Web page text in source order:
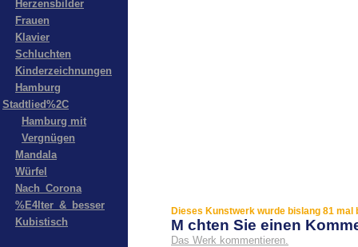
Herzensbilder
Frauen
Klavier
Schluchten
Kinderzeichnungen
Hamburg
Stadtlied%2C
Hamburg mit
Vergnügen
Mandala
Würfel
Nach_Corona
%E4lter_&_besser
Kubistisch
Dieses Kunstwerk wurde bislang 81 mal
M chten Sie einen
Das Werk kommentieren.